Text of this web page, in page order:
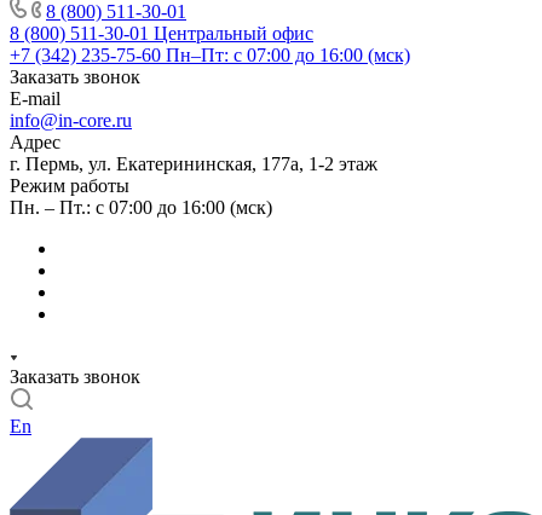
8 (800) 511-30-01
8 (800) 511-30-01 Центральный офис
+7 (342) 235-75-60 Пн–Пт: с 07:00 до 16:00 (мск)
Заказать звонок
E-mail
info@in-core.ru
Адрес
г. Пермь, ул. ​Екатерининская, 177а, ​1-2 этаж
Режим работы
Пн. – Пт.: с 07:00 до 16:00 (мск)
Заказать звонок
En